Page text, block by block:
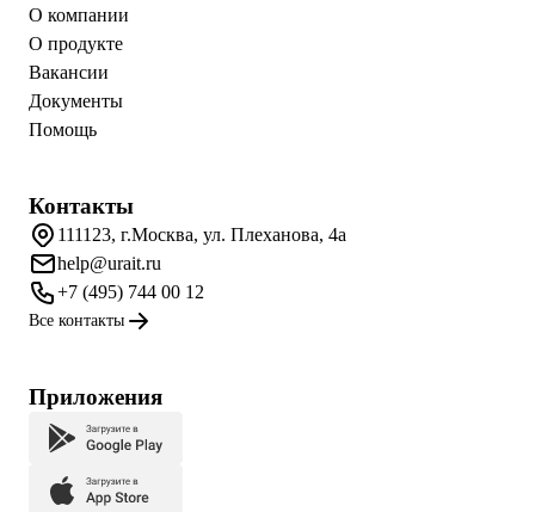
О компании
О продукте
Вакансии
Документы
Помощь
Контакты
111123, г.Москва, ул. Плеханова, 4а
help@urait.ru
+7 (495) 744 00 12
Все контакты
Приложения